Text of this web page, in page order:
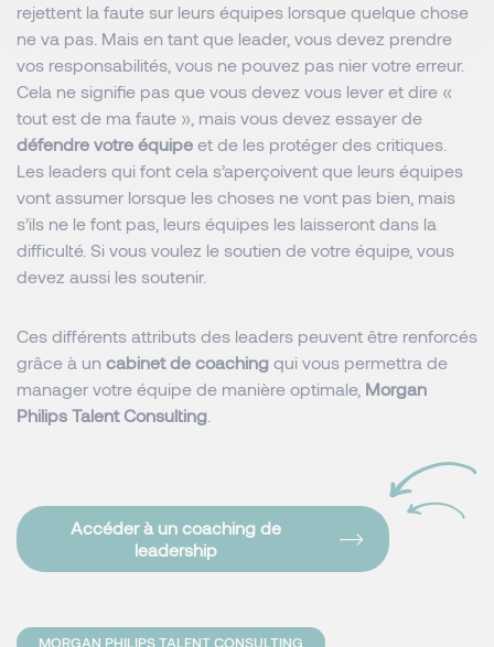
rejettent la faute sur leurs équipes lorsque quelque chose
ne va pas. Mais en tant que leader, vous devez prendre
vos responsabilités, vous ne pouvez pas nier votre erreur.
Cela ne signifie pas que vous devez vous lever et dire «
tout est de ma faute », mais vous devez essayer de
défendre votre équipe et de les protéger des critiques.
Les leaders qui font cela s’aperçoivent que leurs équipes
vont assumer lorsque les choses ne vont pas bien, mais
s’ils ne le font pas, leurs équipes les laisseront dans la
difficulté. Si vous voulez le soutien de votre équipe, vous
devez aussi les soutenir.
Ces différents attributs des leaders peuvent être renforcés
grâce à un cabinet de coaching qui vous permettra de
manager votre équipe de manière optimale, Morgan
Philips Talent Consulting
Accéder à un coaching de
leadership
MORGAN PHILIPS TALENT CONSULTING